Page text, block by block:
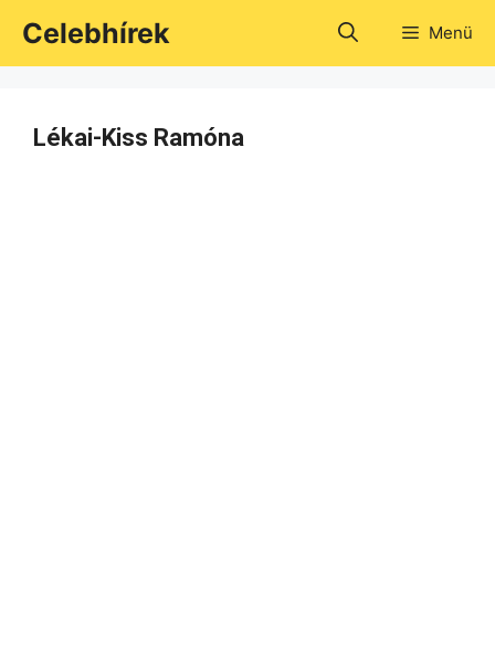
tartalomba
Celebhírek Menü
Lékai-Kiss Ramóna